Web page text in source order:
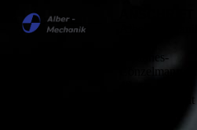
Johannes-
Conzelmann-
72461 Albstadt